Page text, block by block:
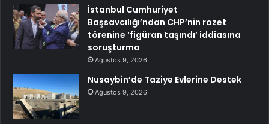
İstanbul Cumhuriyet
Başsavcılığı’ndan CHP’nin rozet
törenine ‘figüran taşındı’ iddiasına
soruşturma
Ağustos 9, 2026
Nusaybin’de Taziye Evlerine Destek
Ağustos 9, 2026